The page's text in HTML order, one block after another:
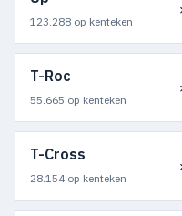
123.288 op kenteken
T-Roc
55.665 op kenteken
T-Cross
28.154 op kenteken